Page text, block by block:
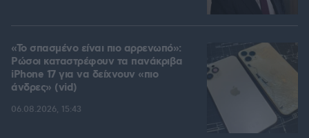
«Το σπασμένο είναι πιο αρρενωπό»:
Ρώσοι καταστρέφουν τα πανάκριβα
iPhone 17 για να δείχνουν «πιο
άνδρες» (vid)
06.08.2026, 15:43